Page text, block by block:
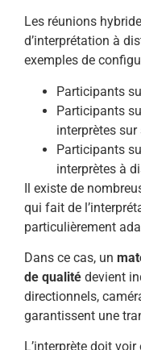
Les réunions
d’interprétation à
exemples de
Participants
Participants
interprètes sur
Participants
interprètes à
Il existe de
qui fait de
particulièrement
Dans ce cas, un
de qualité devient
directionnels,
garantissent une
L’interprète doit